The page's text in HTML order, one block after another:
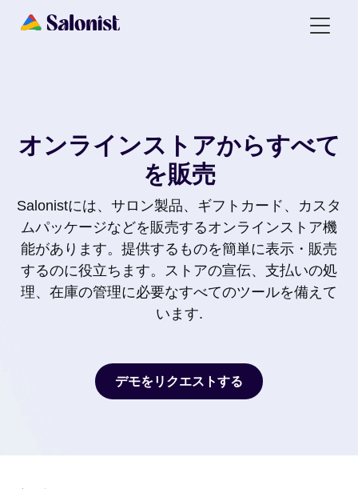
オンラインストアからすべて
を販売
Salonistには、サロン製品、ギフトカード、カスタ
ムパッケージなどを販売するオンラインストア機
能があります。提供するものを簡単に表示・販売
するのに役立ちます。ストアの宣伝、支払いの処
理、在庫の管理に必要なすべてのツールを備えて
います.
デモをリクエストする